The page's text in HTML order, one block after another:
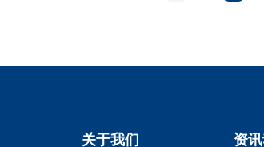
关于我们 资